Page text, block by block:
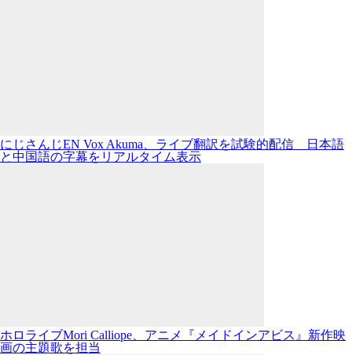
にじさんじEN Vox Akuma、ライブ翻訳を試験的配信 日本語
と中国語の字幕をリアルタイム表示
ホロライブMori Calliope、アニメ『メイドインアビス』新作映
画の主題歌を担当